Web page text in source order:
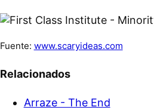
Fuente: www.scaryideas.com
Relacionados
Arraze - The End